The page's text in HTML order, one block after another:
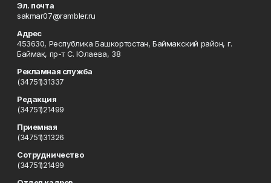
Эл. почта
sakmar07@rambler.ru
Адрес
453630, Республика Башкортостан, Баймакский район, г.
Баймак, пр-т С. Юлаева, 38
Рекламная служба
(34751)31337
Редакция
(34751)21499
Приемная
(34751)31326
Сотрудничество
(34751)21499